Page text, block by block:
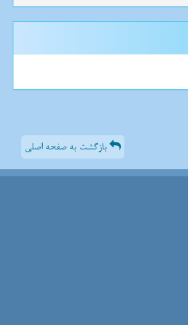
بازگشت به صفحه اصلی